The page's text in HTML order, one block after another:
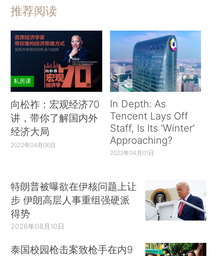
推荐阅读
私房课
向松祚：宏观经济70
讲，带你了解国内外
经济大局
2022年04月06日
In Depth: As
Tencent Lays Off
Staff, Is Its ‘Winter’
Approaching?
2022年04月01日
特朗普被曝欲在伊核问题上让
步 伊朗高层人事重组强硬派
得势
2026年08月10日
泰国校园枪击案致枪手在内9